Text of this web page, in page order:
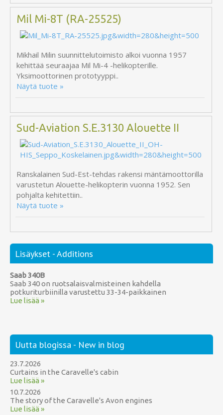
Mil Mi-8T (RA-25525)
Mikhail Milin suunnittelutoimisto alkoi vuonna 1957
kehittää seuraajaa Mil Mi-4 -helikopterille.
Yksimoottorinen prototyyppi..
Näytä tuote »
Sud-Aviation S.E.3130 Alouette II
Ranskalainen Sud-Est-tehdas rakensi mäntämoottorilla
varustetun Alouette-helikopterin vuonna 1952. Sen
pohjalta kehitettiin..
Näytä tuote »
Lisäykset - Additions
Saab 340B
Saab 340 on ruotsalaisvalmisteinen kahdella
potkuriturbiinilla varustettu 33-34-paikkainen
Lue lisää »
Uutta blogissa - New in blog
23.7.2026
Curtains in the Caravelle's cabin
Lue lisää »
10.7.2026
The story of the Caravelle's Avon engines
Lue lisää »